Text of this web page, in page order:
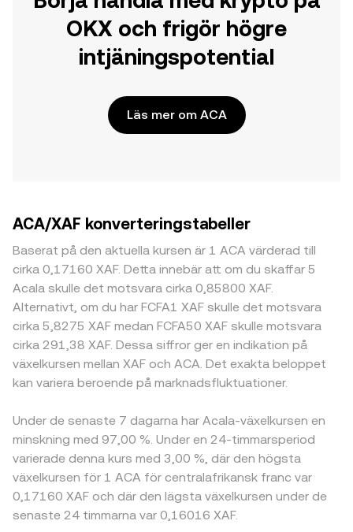
OKX och frigör högre
intjäningspotential
Läs mer om ACA
ACA/XAF konverteringstabeller
Baserat på den aktuella kursen är 1 ACA värderad till
cirka 0,17160 XAF. Detta innebär att om du skaffar 5
Acala skulle det motsvara cirka 0,85800 XAF.
Alternativt, om du har FCFA1 XAF skulle det motsvara
cirka 5,8275 XAF medan FCFA50 XAF skulle motsvara
cirka 291,38 XAF. Dessa siffror ger en indikation på
växelkursen mellan XAF och ACA. Det exakta beloppet
kan variera beroende på marknadsfluktuationer.
Under de senaste 7 dagarna har Acala-växelkursen en
minskning med 97,00 %. Under en 24-timmarsperiod
varierade denna kurs med 3,00 %, där den högsta
växelkursen för 1 ACA för centralafrikansk franc var
0,17160 XAF och där den lägsta växelkursen under de
senaste 24 timmarna var 0,16016 XAF.